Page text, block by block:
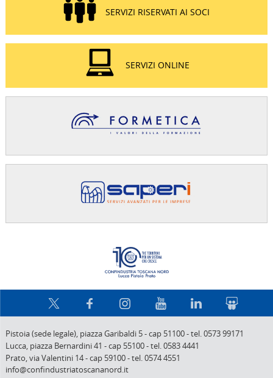
SERVIZI RISERVATI AI SOCI
SERVIZI ONLINE
Pistoia (sede legale), piazza Garibaldi 5-cap 51100-tel. 0573 99171
Lucca, piazza Bernardini 41 -cap 55100-tel. 0583 4441
Prato,via Valentini 14-cap 59100-tel. 0574 4551
info@confindustriatoscananord.it